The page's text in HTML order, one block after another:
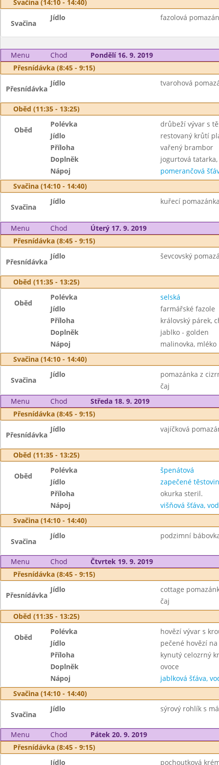
Svačina (14:10 - 14:40)
Svačina
Jídlo fazolová
Menu Chod
Pondělí 16. 9. 2019
Přesnídávka (8:45 - 9:15)
Přesnídávka
Jídlo tvarohová
Oběd (11:35 - 13:25)
Oběd
Polévka
drůbeží vývar s
Jídlo
restovaný krůtí
Příloha
vařený brambor
Doplněk
jogurtová
Nápoj
pomerančová
Svačina (14:10 - 14:40)
Svačina
Jídlo kuřecí
Menu Chod
Úterý 17. 9. 2019
Přesnídávka (8:45 - 9:15)
Přesnídávka
Jídlo ševcovský
Oběd (11:35 - 13:25)
Oběd
Polévka
selská
Jídlo
farmářské fazole
Příloha
královský párek,
Doplněk
jablko - golden
Nápoj
malinovka, mléko
Svačina (14:10 - 14:40)
Svačina
Jídlo
pomazánka z
čaj
Menu
Chod
Středa 18. 9. 2019
Přesnídávka (8:45 - 9:15)
Přesnídávka
Jídlo vajíčková
Oběd (11:35 - 13:25)
Oběd
Polévka
špenátová
Jídlo
zapečené
Příloha
okurka steril.
Nápoj
višňová šťáva,
Svačina (14:10 - 14:40)
Svačina
Jídlo podzimní
Menu Chod
Čtvrtek 19. 9. 2019
Přesnídávka (8:45 - 9:15)
Přesnídávka
Jídlo
cottage
čaj
Oběd (11:35 - 13:25)
Oběd
Polévka
hovězí vývar s
Jídlo
pečené hovězí
Příloha
kynutý celozrný
Doplněk
ovoce
Nápoj
jablková šťáva,
Svačina (14:10 - 14:40)
Svačina
Jídlo sýrový rohlík s
Menu Chod
Pátek 20. 9. 2019
Přesnídávka (8:45 - 9:15)
Jídlo pochoutková